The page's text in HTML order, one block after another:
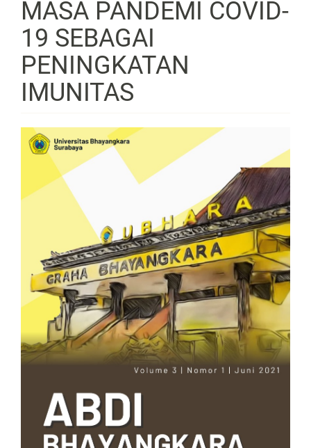
MASA PANDEMI COVID-
19 SEBAGAI
PENINGKATAN
IMUNITAS
Article
Sidebar